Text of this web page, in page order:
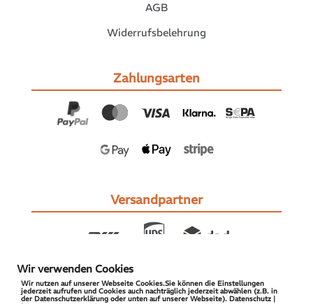
AGB
Widerrufsbelehrung
Zahlungsarten
Versandpartner
Wir verwenden Cookies
Wir nutzen auf unserer Webseite Cookies.Sie können die Einstellungen
jederzeit aufrufen und Cookies auch nachträglich jederzeit abwählen (z.B. in
der Datenschutzerklärung oder unten auf unserer Webseite). Datenschutz |